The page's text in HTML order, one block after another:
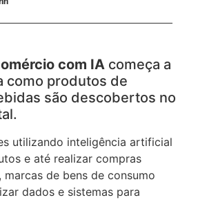
com IA começa a
como produtos de
são descobertos no
utilizando inteligência artificial
e até realizar compras
de bens de consumo
dados e sistemas para